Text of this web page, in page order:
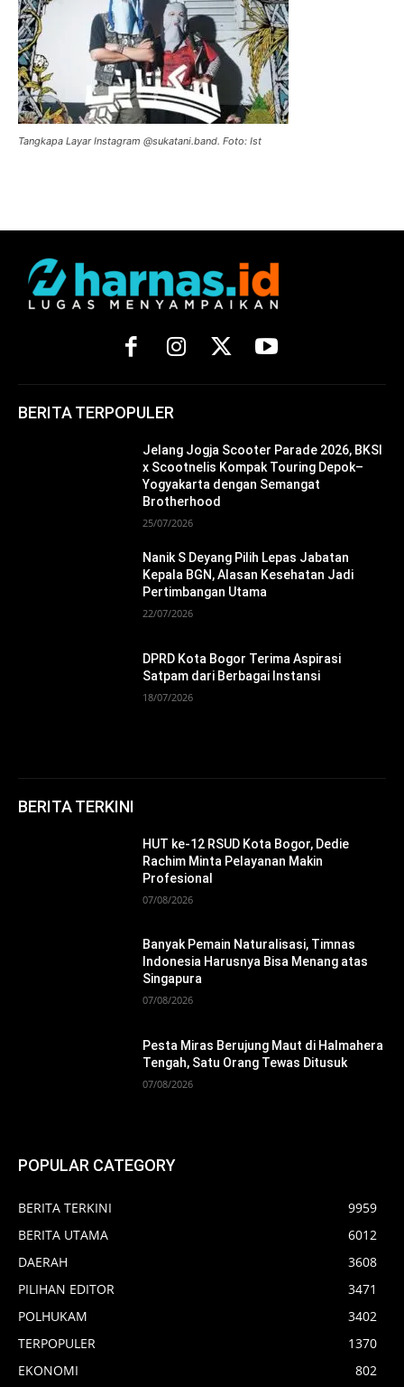
Tangkapa Layar Instagram @sukatani.band. Foto: Ist
BERITA TERPOPULER
Jelang Jogja Scooter Parade 2026, BKSI
x Scootnelis Kompak Touring Depok–
Yogyakarta dengan Semangat
Brotherhood
25/07/2026
Nanik S Deyang Pilih Lepas Jabatan
Kepala BGN, Alasan Kesehatan Jadi
Pertimbangan Utama
22/07/2026
DPRD Kota Bogor Terima Aspirasi
Satpam dari Berbagai Instansi
18/07/2026
BERITA TERKINI
HUT ke-12 RSUD Kota Bogor, Dedie
Rachim Minta Pelayanan Makin
Profesional
07/08/2026
Banyak Pemain Naturalisasi, Timnas
Indonesia Harusnya Bisa Menang atas
Singapura
07/08/2026
Pesta Miras Berujung Maut di Halmahera
Tengah, Satu Orang Tewas Ditusuk
07/08/2026
POPULAR CATEGORY
BERITA TERKINI
9959
BERITA UTAMA
6012
DAERAH
3608
PILIHAN EDITOR
3471
POLHUKAM
3402
TERPOPULER
1370
EKONOMI
802